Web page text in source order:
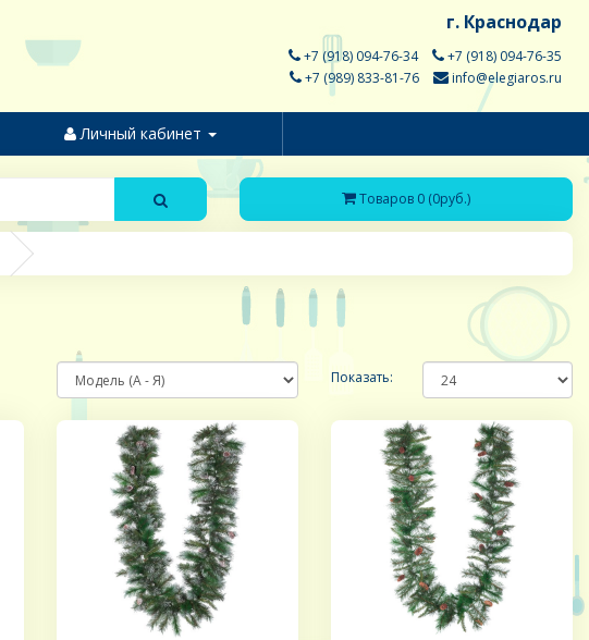
г. Краснодар
+7 (918) 094-76-34
+7 (918) 094-76-35
+7 (989) 833-81-76
info@elegiaros.ru
Личный кабинет
Товаров 0 (0руб.)
Показать: